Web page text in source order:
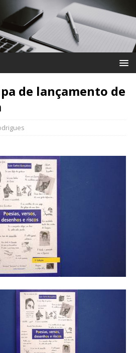
de lançamento de